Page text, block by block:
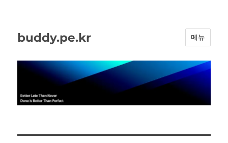
buddy.pe.kr 메뉴